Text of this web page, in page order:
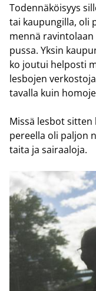
To­den­nä­köi­syys
tai kau­pun­gil­la, oli
mennä
pus­sa. Yksin
ko jou­tui hel­pos­ti
les­bo­jen
ta­val­la kuin
Missä les­bot
pe­reel­la oli pal­jon
tai­ta ja sai­raa­lo­ja.